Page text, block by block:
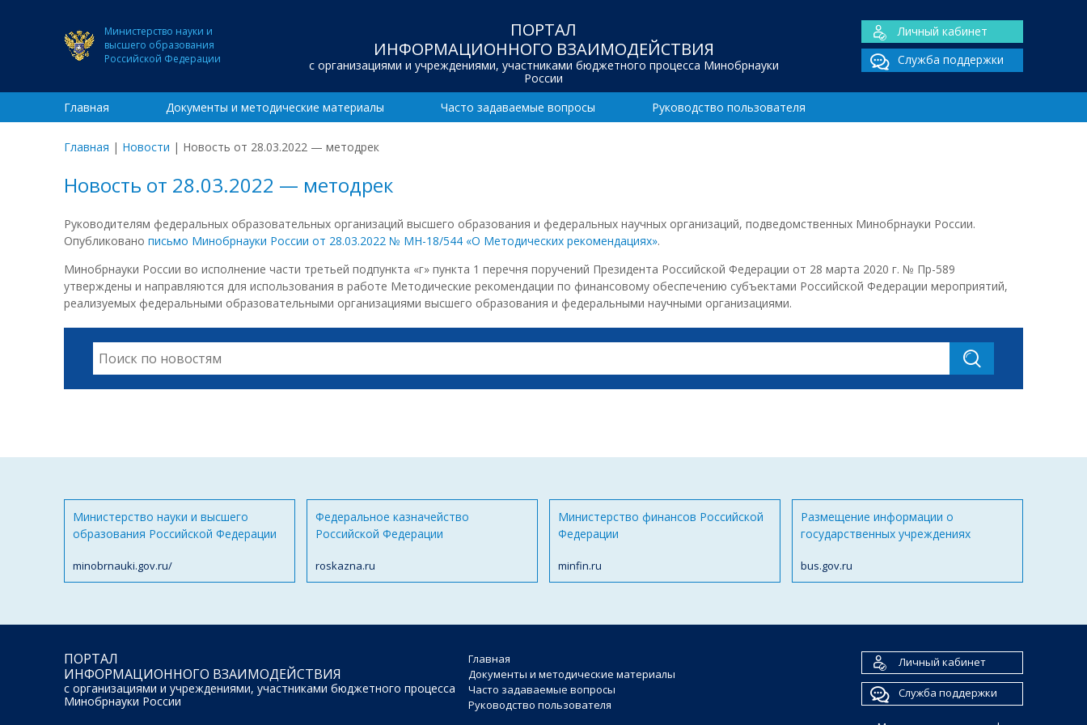
Министерство науки и
высшего образования
Российской Федерации
ПОРТАЛ
ИНФОРМАЦИОННОГО ВЗАИМОДЕЙСТВИЯ
с организациями и учреждениями, участниками бюджетного процесса Минобрнауки
России
Личный кабинет
Служба поддержки
Главная Документы и методические материалы Часто задаваемые вопросы Руководство пользователя
Главная | Новости | Новость от 28.03.2022 — методрек
Новость от 28.03.2022 — методрек
Руководителям федеральных образовательных организаций высшего образования и федеральных научных организаций, подведомственных Минобрнауки России.
Опубликовано письмо Минобрнауки России от 28.03.2022 № МН-18/544 «О Методических рекомендациях».
Минобрнауки России во исполнение части третьей подпункта «г» пункта 1 перечня поручений Президента Российской Федерации от 28 марта 2020 г. № Пр-589
утверждены и направляются для использования в работе Методические рекомендации по финансовому обеспечению субъектами Российской Федерации мероприятий,
реализуемых федеральными образовательными организациями высшего образования и федеральными научными организациями.
Министерство науки и высшего
образования Российской Федерации
minobrnauki.gov.ru/
Федеральное казначейство
Российской Федерации
roskazna.ru
Министерство финансов Российской
Федерации
minfin.ru
Размещение информации о
государственных учреждениях
bus.gov.ru
ПОРТАЛ
ИНФОРМАЦИОННОГО ВЗАИМОДЕЙСТВИЯ
с организациями и учреждениями, участниками бюджетного процесса
Минобрнауки России
Главная
Документы и методические материалы
Часто задаваемые вопросы
Руководство пользователя
Личный кабинет
Служба поддержки